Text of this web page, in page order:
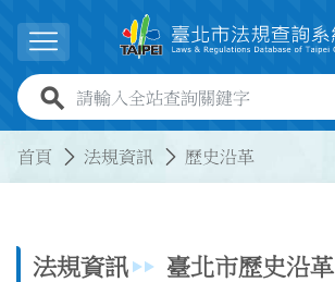
展開選單
全站查詢關鍵字欄位
首頁 法規資訊 歷史沿革
法規資訊 臺北市歷史沿革